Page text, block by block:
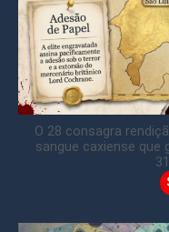
O 28 consagra
sangue caxiense que